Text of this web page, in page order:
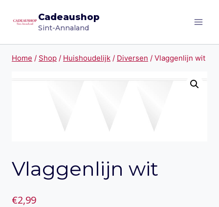
naar
Cadeaushop
Sint-Annaland
Home / Shop / Huishoudelijk / Diversen / Vlaggenlijn wit
Vlaggenlijn wit
€2,99